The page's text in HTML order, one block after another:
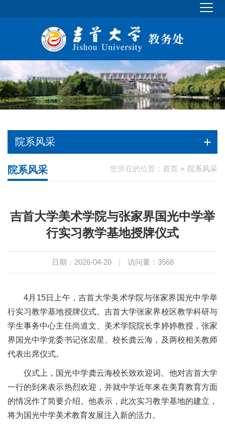
院系风采
您所在的位置： 首页 院系风采
院系风采
吉首大学美术学院与张家界国光中学举
行实习教学基地授牌仪式
日期：2026-04-20 | 访问量： 3568
4月15日上午，吉首大学美术学院与张家界国光中学举
行实习教学基地授牌仪式。吉首大学张家界校区教学科研与
学生事务中心主任尚道文、美术学院院长李婷婷教授，张家
界国光中学党委书记张宏星、校长龚云海，及两校相关教师
代表出席仪式。
仪式上，国光中学龚云海校长致欢迎词。他对吉首大学
一行的到来表示热烈欢迎，并就中学近年来在美育教育方面
的情况作了简要介绍。他表示，此次实习教学基地的建立，
将为国光中学美术教育发展注入新的活力。